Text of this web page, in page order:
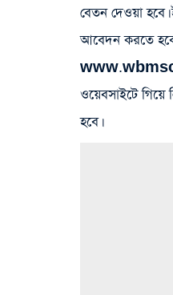
বেতন দেওয়া
আবেদন করতে
ওয়েবসাইটে গিয়ে
হবে।